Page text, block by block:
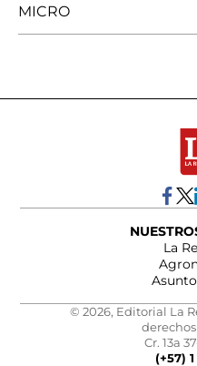
MICRO
La
© 2026, Editorial La
Cr. 13a
(+57)